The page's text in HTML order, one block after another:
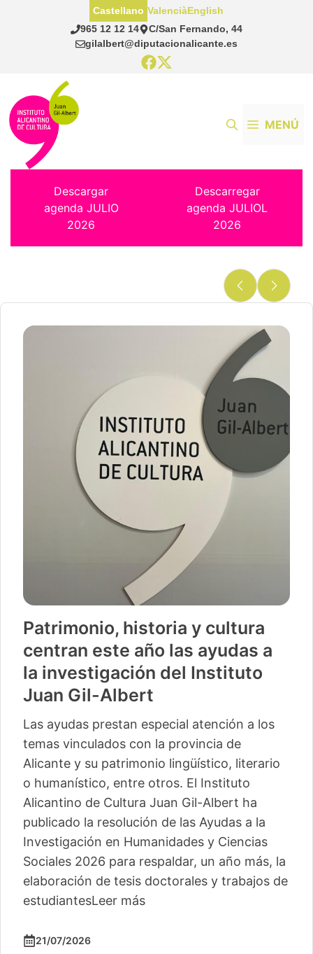
965 12 12 14
C/San Fernando, 44
gilalbert@diputacionalicante.es
Castellano ValenciàEnglish
MENÚ
Descargar
agenda JULIO
2026
Descarregar
agenda JULIOL
2026
Patrimonio, historia y cultura
centran este año las ayudas a
la investigación del Instituto
Juan Gil-Albert
Las ayudas prestan especial atención a los
temas vinculados con la provincia de
Alicante y su patrimonio lingüístico, literario
o humanístico, entre otros. El Instituto
Alicantino de Cultura Juan Gil-Albert ha
publicado la resolución de las Ayudas a la
Investigación en Humanidades y Ciencias
Sociales 2026 para respaldar, un año más, la
elaboración de tesis doctorales y trabajos de
estudiantesLeer más
21/07/2026